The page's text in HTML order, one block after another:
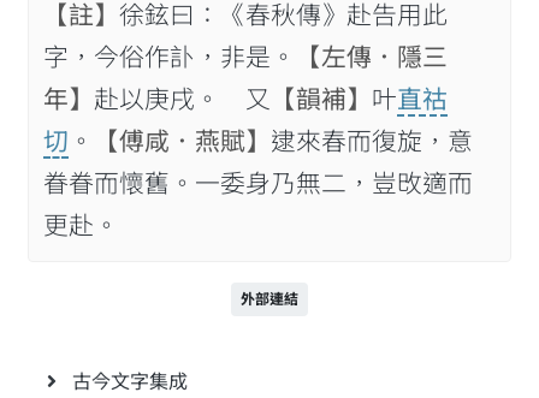
【註】 徐鉉曰：《春秋傳》赴告用此
字，今俗作訃，非是。
【左傳．隱三
年】 赴以庚戌。 又 【韻補】 叶直祜
切 。 【傅咸．燕賦】 逮來春而復旋，意
眷眷而懷舊。一委身乃無二，豈攺適而
更赴。
外部連結
古今文字集成